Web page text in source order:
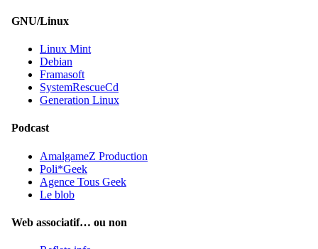
GNU/Linux
Linux Mint
Debian
Framasoft
SystemRescueCd
Generation Linux
Podcast
AmalgameZ Production
Poli*Geek
Agence Tous Geek
Le blob
Web associatif… ou non